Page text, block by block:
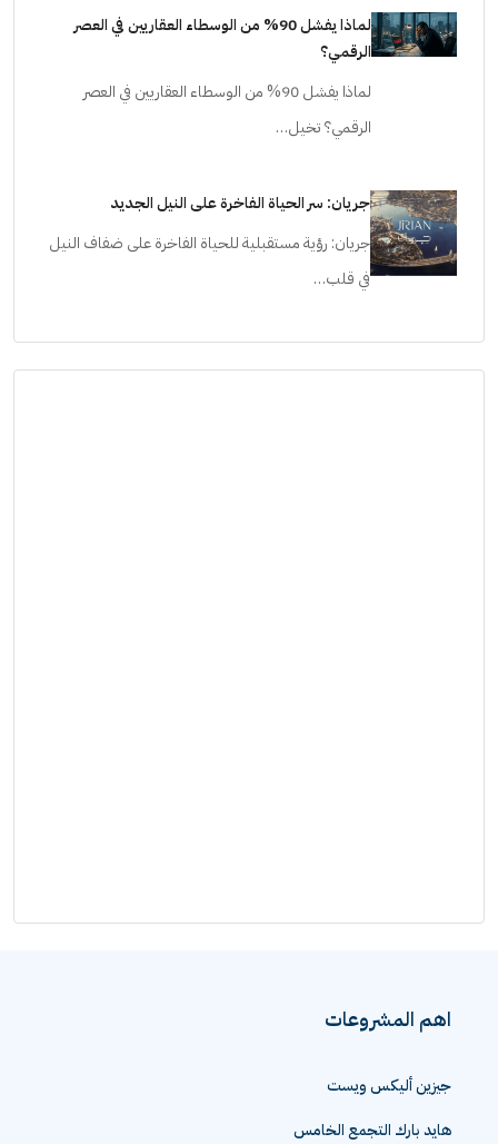
لماذا يفشل 90% من الوسطاء العقاريين في العصر
الرقمي؟
لماذا يفشل 90% من الوسطاء العقاريين في العصر
الرقمي؟ تخيل…
جريان: سر الحياة الفاخرة على النيل الجديد
جريان: رؤية مستقبلية للحياة الفاخرة على ضفاف النيل
في قلب…
اهم المشروعات
جيزين أليكس ويست
هايد بارك التجمع الخامس